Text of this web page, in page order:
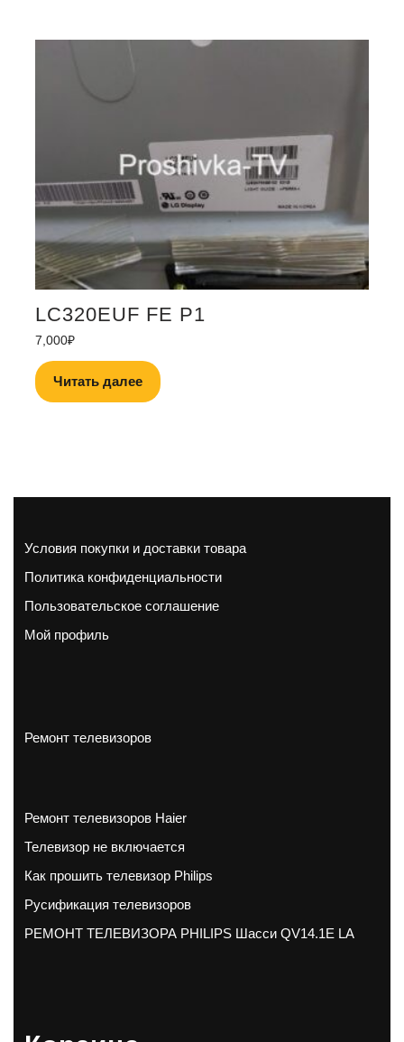
LC320EUF FE P1
7,000₽
Читать далее
Условия покупки и доставки товара
Политика конфиденциальности
Пользовательское соглашение
Мой профиль
Ремонт телевизоров
Ремонт телевизоров Haier
Телевизор не включается
Как прошить телевизор Philips
Русификация телевизоров
РЕМОНТ ТЕЛЕВИЗОРА PHILIPS Шасси QV14.1E LA